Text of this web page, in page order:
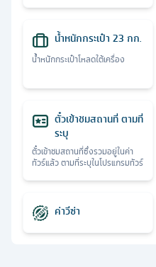
น้ำหนักกระเป๋า 23 กก.
น้ำหนักกระเป๋าโหลดใต้เครื่อง
ตั๋วเข้าชมสถานที่ ตามที่
ระบุ
ตั๋วเข้าชมสถานที่ซึ่งรวมอยู่ในค่า
ทัวร์แล้ว ตามที่ระบุในโปรแกรมทัวร์
ค่าวีซ่า